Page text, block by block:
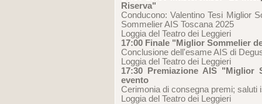
Riserva"
Conducono: Valentino Tesi Miglior
Sommelier AIS Toscana 2025
Loggia del Teatro dei Leggieri
17:00 Finale "Miglior Sommelier
Conclusione dell'esame AIS di
Loggia del Teatro dei Leggieri
17:30 Premiazione AIS "Miglior
evento
Cerimonia di consegna premi; saluti
Loggia del Teatro dei Leggieri